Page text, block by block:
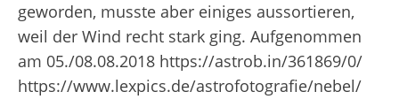
geworden, musste aber einiges aussortieren,
weil der Wind recht stark ging. Aufgenommen
am 05./08.08.2018 https://astrob.in/361869/0/
https://www.lexpics.de/astrofotografie/nebel/